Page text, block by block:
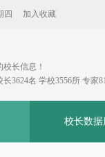
四 加入收藏
长信息！
3624名 学校3556所 专家
校长数据